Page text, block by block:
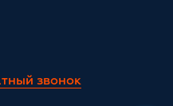
звонок